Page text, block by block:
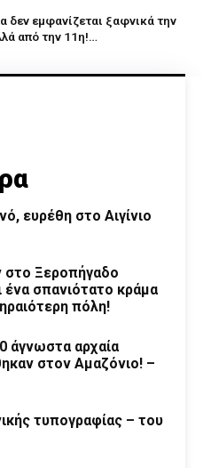
δεν εμφανίζεται ξαφνικά την
από την 11η!…
ευρέθη στο Αιγίνιο
στο Ξεροπήγαδο
ένα σπανιότατο κράμα
πόλη!
άγνωστα αρχαία
στον Αμαζόνιο! –
τυπογραφίας – του